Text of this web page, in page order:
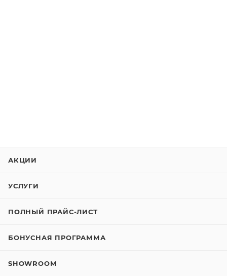
АКЦИИ
УСЛУГИ
ПОЛНЫЙ ПРАЙС-ЛИСТ
БОНУСНАЯ ПРОГРАММА
SHOWROOM